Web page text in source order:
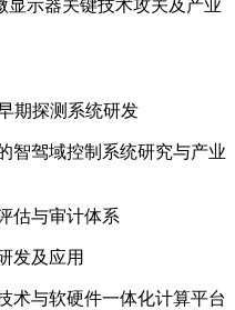
显示器关键技术攻关及产业
期探测系统研发
智驾域控制系统研究与产业
估与审计体系
发及应用
术与软硬件一体化计算平台